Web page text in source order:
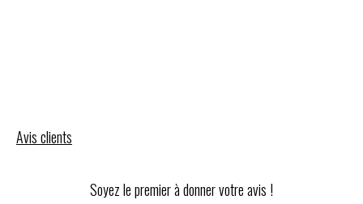
Avis clients
Soyez le premier à donner votre avis !